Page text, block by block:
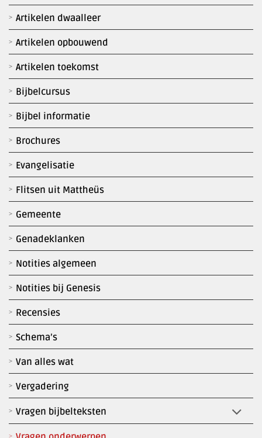
Artikelen dwaalleer
Artikelen opbouwend
Artikelen toekomst
Bijbelcursus
Bijbel informatie
Brochures
Evangelisatie
Flitsen uit Mattheüs
Gemeente
Genadeklanken
Notities algemeen
Notities bij Genesis
Recensies
Schema’s
Van alles wat
Vergadering
Vragen bijbelteksten